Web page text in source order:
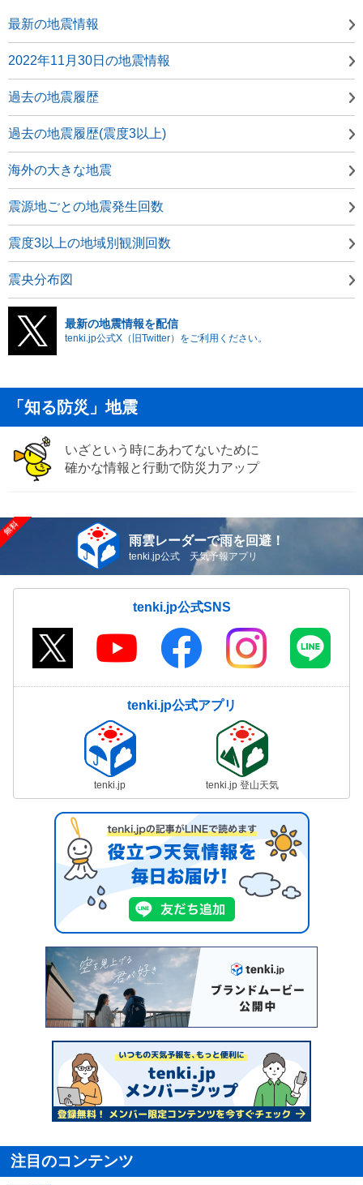
最新の地震情報
2022年11月30日の地震情報
過去の地震履歴
過去の地震履歴(震度3以上)
海外の大きな地震
震源地ごとの地震発生回数
震度3以上の地域別観測回数
震央分布図
最新の地震情報を配信
tenki.jp公式X（旧Twitter）をご利用ください。
「知る防災」地震
いざという時にあわてないために
確かな情報と行動で防災力アップ
雨雲レーダーで雨を回避！
tenki.jp公式 天気予報アプリ
tenki.jp公式SNS
tenki.jp公式アプリ
tenki.jp tenki.jp 登山天気
注目のコンテンツ